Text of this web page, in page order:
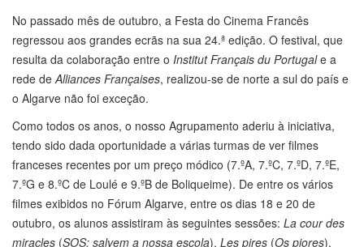
No passado mês de outubro, a Festa do Cinema Francês
regressou aos grandes ecrãs na sua 24.ª edição. O festival, que
resulta da colaboração entre o Institut Français du Portugale a
rede de Alliances Françaises , realizou-se de norte a sul do país e
o Algarve não foi exceção.
Como todos os anos, o nosso Agrupamento aderiu à iniciativa,
tendo sido dada oportunidade a várias turmas de ver filmes
franceses recentes por um preço módico (7.ºA, 7.ºC, 7.ºD, 7.ºE,
7.ºG e 8.ºC de Loulé e 9.ºB de Boliqueime). De entre os vários
filmes exibidos no Fórum Algarve, entre os dias 18 e 20 de
outubro, os alunos assistiram às seguintes sessões: La cour des
miracles (SOS: salvem a nossa escola), Les pires (Os piores),